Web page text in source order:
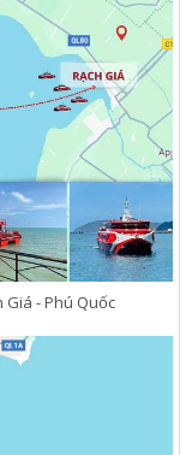
Giá - Phú Quốc